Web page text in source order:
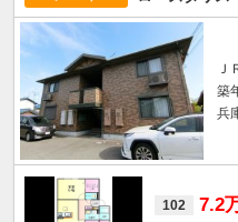
Ｊ
築
兵
102 7.2